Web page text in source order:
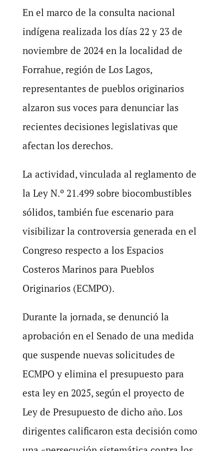
En el marco de la consulta nacional
indígena realizada los días 22 y 23 de
noviembre de 2024 en la localidad de
Forrahue, región de Los Lagos,
representantes de pueblos originarios
alzaron sus voces para denunciar las
recientes decisiones legislativas que
afectan los derechos.
La actividad, vinculada al reglamento de
la Ley N.º 21.499 sobre biocombustibles
sólidos, también fue escenario para
visibilizar la controversia generada en el
Congreso respecto a los Espacios
Costeros Marinos para Pueblos
Originarios (ECMPO).
Durante la jornada, se denunció la
aprobación en el Senado de una medida
que suspende nuevas solicitudes de
ECMPO y elimina el presupuesto para
esta ley en 2025, según el proyecto de
Ley de Presupuesto de dicho año. Los
dirigentes calificaron esta decisión como